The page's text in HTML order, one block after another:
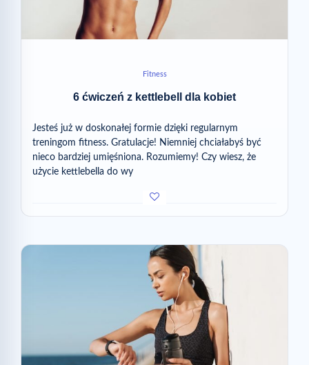
Fitness
6 ćwiczeń z kettlebell dla kobiet
Jesteś już w doskonałej formie dzięki regularnym
treningom fitness. Gratulacje! Niemniej chciałabyś być
nieco bardziej umięśniona. Rozumiemy! Czy wiesz, że
użycie kettlebella do wy